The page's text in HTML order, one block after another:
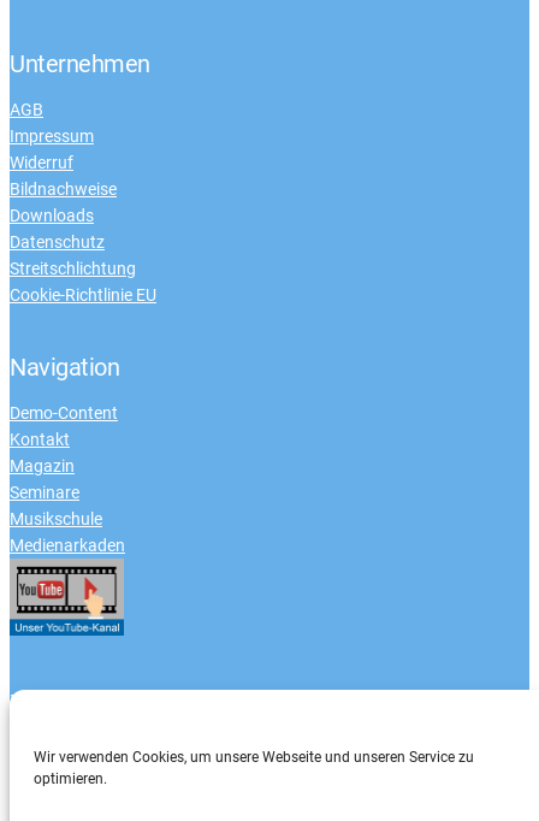
Wir verwenden Cookies, um unsere Webseite und unseren Service zu
optimieren.
Unternehmen
AGB
Impressum
Widerruf
Bildnachweise
Downloads
Datenschutz
Streitschlichtung
Cookie-Richtlinie EU
Navigation
Demo-Content
Kontakt
Magazin
Seminare
Musikschule
Medienarkaden
Zahlungsarten